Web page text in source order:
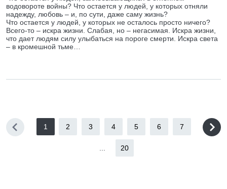
водовороте войны? Что остается у людей, у которых отняли
надежду, любовь – и, по сути, даже саму жизнь?
Что остается у людей, у которых не осталось просто ничего?
Всего-то – искра жизни. Слабая, но – негасимая. Искра жизни,
что дает людям силу улыбаться на пороге смерти. Искра света
– в кромешной тьме…
1 2 3 4 5 6 7
20